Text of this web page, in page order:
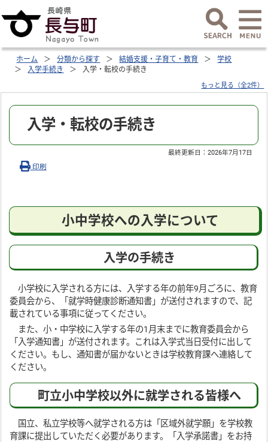
ホーム 分類から探す 結婚支援・子育て・教育
学校
入学手続き
入学・転校の手続き
もっと見る（全2件）
入学・転校の手続き
最終更新日：2026年7月17日
印刷
小中学校への入学について
入学の手続き
小学校に入学される方には、入学する年の前年9月ごろに、教育
委員会から、「就学時健康診断通知書」が送付されますので、記
載されている事項に従ってください。
また、小・中学校に入学する年の1月末までに教育委員会から
「入学通知書」が送付されます。これは入学式当日受付に出して
ください。もし、通知書が届かないときは学校教育課へ連絡して
ください。
町立小中学校以外に就学される皆様へ
国立、私立学校等へ就学される方は「区域外就学願」を学校教
育課に提出していただく必要があります。「入学承諾書」をお持